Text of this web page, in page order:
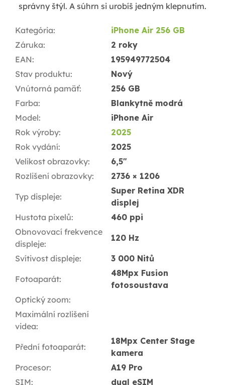
správny štýl. A súhrn si urobíš jedným klepnutím.
Kategória:
iPhone Air 256 GB
Záruka:
2 roky
EAN:
195949772504
Stav produktu:
Nový
Vnútorná pamäť:
256 GB
Farba:
Blankytně modrá
Model:
iPhone Air
Rok výroby:
2025
Rok vydání:
2025
Velikost obrazovky:
6,5"
Rozlišení obrazovky: 2736 × 1206
Typ displeje:
Super Retina XDR
displej
Hustota pixelů:
460 ppi
Obnovovací frekvence
displeje:
120 Hz
Svítivost displeje: 3 000 Nitů
Fotoaparát:
48Mpx Fusion
fotosoustava
Optický zoom:
Maximální rozlišení
videa:
Přední fotoaparát:
18Mpx Center Stage
kamera
Procesor:
A19 Pro
SIM: dual eSIM